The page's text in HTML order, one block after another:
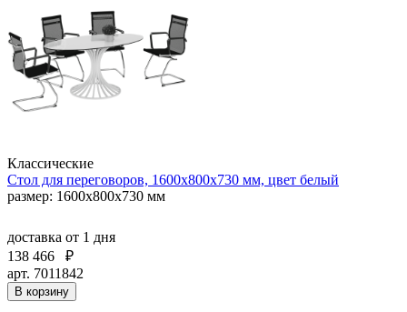
Классические
Стол для переговоров, 1600x800х730 мм, цвет белый
размер: 1600x800х730 мм
доставка от 1 дня
138 466
₽
арт. 7011842
В корзину